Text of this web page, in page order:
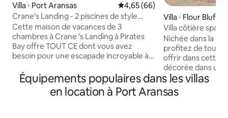
Villa ⋅ Port Aransas Évaluation moyenne sur la
4,65 (66)
Crane's Landing - 2 piscines de style
hôtelier | Aire de jeux
Cette maison de vacances de 3
chambres à Crane 's Landing à Pirates
Bay offre TOUT CE dont vous avez
besoin pour une escapade incroyable à
gastronomique entièrement équipée
avec appareils en acier inoxydable et
comptoirs en granit • À 7 minutes en
Villa ⋅ Flour Bluff
Villa côtière
chauffée et
Nichée dans la
profitez de tout
offrir dans cette
décorée dans un
parfaitement
chambres et trois
un charme de
Équipements populaires dans les villas
en location à Port Aransas